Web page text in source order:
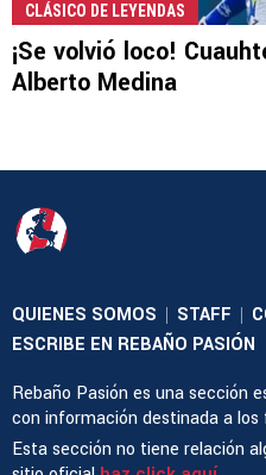
CLÁSICO DE LEYENDAS
¡Se volvió loco!
Alberto Medina
QUIENES SOMOS | STAFF |
ESCRIBE EN REBAÑO PASIÓN
Rebaño Pasión es una sección
con información destinada a los
Esta sección no tiene relación